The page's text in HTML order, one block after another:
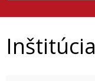
Inštitúcia